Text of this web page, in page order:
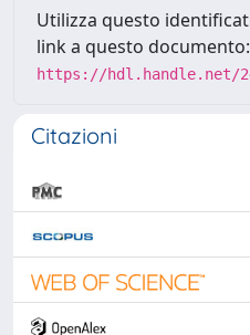
Utilizza questo
link a questo documento:
https://hdl.handle.net/
Citazioni